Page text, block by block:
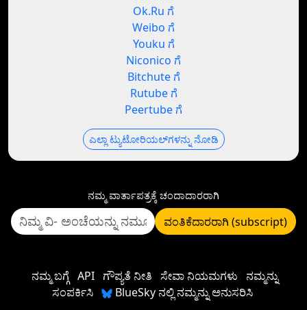
Ok.Ru ಗೆ
Weibo ಗೆ
Youku ಗೆ
Niconico ಗೆ
Bitchute ಗೆ
Rutube ಗೆ
Peertube ಗೆ
ಎಲ್ಲಾ ಟ್ಯುಟೋರಿಯಲ್‌ಗಳನ್ನು ನೋಡಿ
ನಮ್ಮ ವಾರ್ತಾಪತ್ರಕ್ಕೆ ಚಂದಾದಾರರಾಗಿ
ವಂತಿಕೆದಾರರಾಗಿ (subscript)
ನಮ್ಮ ಬಗ್ಗೆ API ಗೌಪ್ಯತೆ ನೀತಿ ಸೇವಾ ನಿಯಮಗಳು ನಮ್ಮನ್ನು
ಸಂಪರ್ಕಿಸಿ
BlueSky ನಲ್ಲಿ ನಮ್ಮನ್ನು ಅನುಸರಿಸಿ